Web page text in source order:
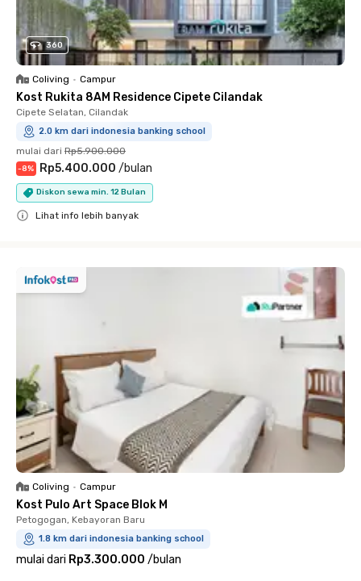
360
Coliving • Campur
Kost Rukita 8AM Residence Cipete Cilandak
Cipete Selatan, Cilandak
2.0 km dari indonesia banking school
mulai dari Rp5.900.000
-8% Rp5.400.000 /bulan
Diskon sewa min. 12 Bulan
Lihat info lebih banyak
Coliving • Campur
Kost Pulo Art Space Blok M
Petogogan, Kebayoran Baru
1.8 km dari indonesia banking school
mulai dari Rp3.300.000 /bulan